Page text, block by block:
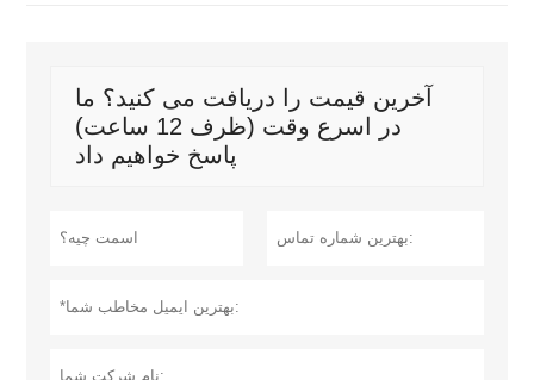
آخرین قیمت را دریافت می کنید؟ ما
در اسرع وقت (ظرف 12 ساعت)
پاسخ خواهیم داد